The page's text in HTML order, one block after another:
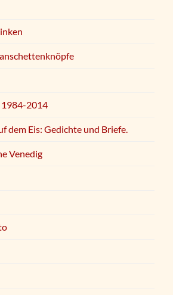
1984-2014
dem Eis: Gedichte und Briefe.
Venedig